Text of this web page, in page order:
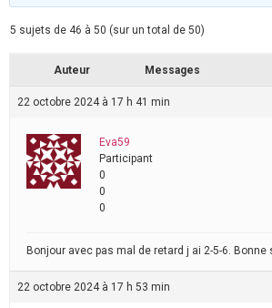
5 sujets de 46 à 50 (sur un total de 50)
Auteur Messages
22 octobre 2024 à 17 h 41 min
Eva59
Participant
0
0
0
Bonjour avec pas mal de retard j ai 2-5-6. Bonne
22 octobre 2024 à 17 h 53 min